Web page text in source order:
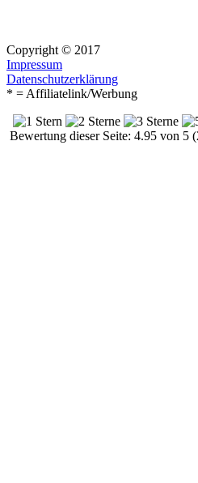
Copyright © 2017
Impressum
Datenschutzerklärung
* = Affiliatelink/Werbung
Bewertung dieser Seite: 4.95 von 5